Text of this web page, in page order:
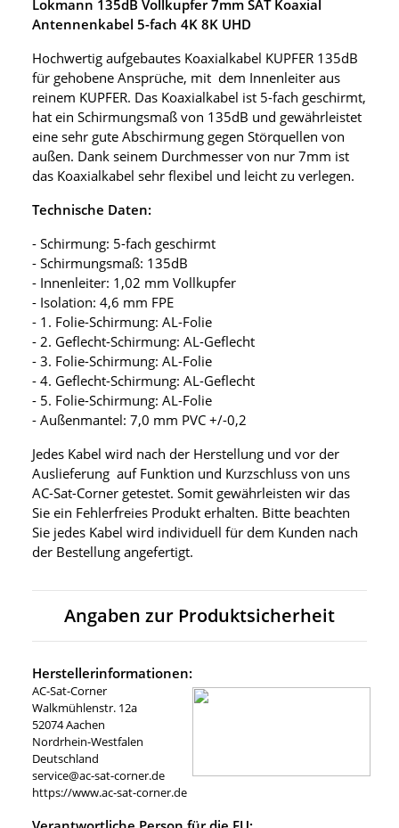
Lokmann 135dB Vollkupfer 7mm SAT Koaxial
Antennenkabel 5-fach 4K 8K UHD
Hochwertig aufgebautes Koaxialkabel KUPFER 135dB
für gehobene Ansprüche, mit dem Innenleiter aus
reinem KUPFER. Das Koaxialkabel ist 5-fach geschirmt,
hat ein Schirmungsmaß von 135dB und gewährleistet
eine sehr gute Abschirmung gegen Störquellen von
außen. Dank seinem Durchmesser von nur 7mm ist
das Koaxialkabel sehr flexibel und leicht zu verlegen.
Technische Daten:
- Schirmung: 5-fach geschirmt
- Schirmungsmaß: 135dB
- Innenleiter: 1,02 mm Vollkupfer
- Isolation: 4,6 mm FPE
- 1. Folie-Schirmung: AL-Folie
- 2. Geflecht-Schirmung: AL-Geflecht
- 3. Folie-Schirmung: AL-Folie
- 4. Geflecht-Schirmung: AL-Geflecht
- 5. Folie-Schirmung: AL-Folie
- Außenmantel: 7,0 mm PVC +/-0,2
Jedes Kabel wird nach der Herstellung und vor der
Auslieferung auf Funktion und Kurzschluss von uns
AC-Sat-Corner getestet. Somit gewährleisten wir das
Sie ein Fehlerfreies Produkt erhalten. Bitte beachten
Sie jedes Kabel wird individuell für dem Kunden nach
der Bestellung angefertigt.
Angaben zur Produktsicherheit
Herstellerinformationen:
AC-Sat-Corner
Walkmühlenstr. 12a
52074 Aachen
Nordrhein-Westfalen
Deutschland
service@ac-sat-corner.de
https://www.ac-sat-corner.de